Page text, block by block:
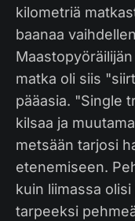
kilometriä
baanaa
matka oli siis
pääasia. "Single
kilsaa ja
metsään tarjosi
etenemiseen.
kuin liimassa
tarpeeksi